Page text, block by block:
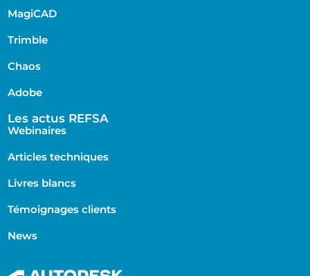
MagiCAD
Trimble
Chaos
Adobe
Les actus REFSA
Webinaires
Articles techniques
Livres blancs
Témoignages clients
News